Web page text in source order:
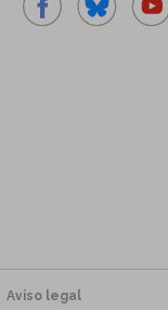
Aviso legal